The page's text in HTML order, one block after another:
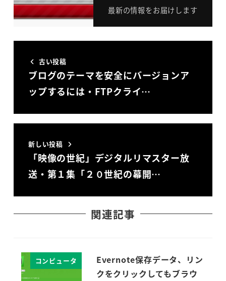
最新の情報をお届けします
古い投稿
ブログのテーマを安全にバージョンア
ップするには・FTPクライ…
新しい投稿
「映像の世紀」デジタルリマスター放
送・第１集「２０世紀の幕開…
関連記事
コンピュータ
Evernote保存データ、リン
クをクリックしてもブラウ